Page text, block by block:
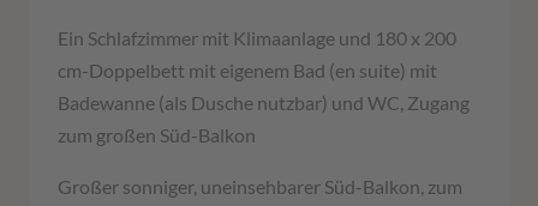
Ein Schlafzimmer mit Klimaanlage und 180 x 200
cm-Doppelbett mit eigenem Bad (en suite) mit
Badewanne (als Dusche nutzbar) und WC, Zugang
zum großen Süd-Balkon
Großer sonniger, uneinsehbarer Süd-Balkon, zum